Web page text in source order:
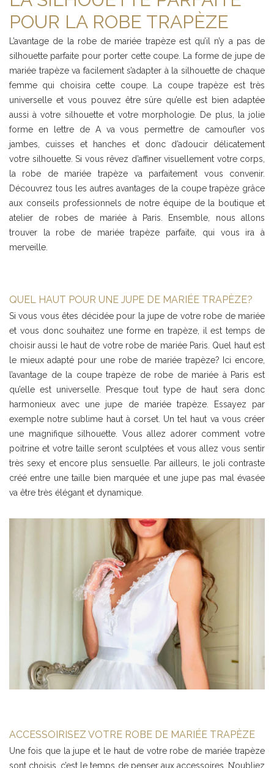
POUR LA ROBE TRAPÈZE
L’avantage de la robe de mariée trapèze est qu’il n’y a pas de
silhouette parfaite pour porter cette coupe. La forme de jupe de
mariée trapèze va facilement s’adapter à la silhouette de chaque
femme qui choisira cette coupe. La coupe trapèze est très
universelle et vous pouvez être sûre qu’elle est bien adaptée
aussi à votre silhouette et votre morphologie. De plus, la jolie
forme en lettre de A va vous permettre de camoufler vos
jambes, cuisses et hanches et donc d’adoucir délicatement
votre silhouette. Si vous rêvez d’affiner visuellement votre corps,
la robe de mariée trapèze va parfaitement vous convenir.
Découvrez tous les autres avantages de la coupe trapèze grâce
aux conseils professionnels de notre équipe de la boutique et
atelier de robes de mariée à Paris. Ensemble, nous allons
trouver la robe de mariée trapèze parfaite, qui vous ira à
merveille.
QUEL HAUT POUR UNE JUPE DE MARIÉE TRAPÈZE?
Si vous vous êtes décidée pour la jupe de votre robe de mariée
et vous donc souhaitez une forme en trapèze, il est temps de
choisir aussi le haut de votre robe de mariée Paris. Quel haut est
le mieux adapté pour une robe de mariée trapèze? Ici encore,
l’avantage de la coupe trapèze de robe de mariée à Paris est
qu’elle est universelle. Presque tout type de haut sera donc
harmonieux avec une jupe de mariée trapèze. Essayez par
exemple notre sublime haut à corset. Un tel haut va vous créer
une magnifique silhouette. Vous allez adorer comment votre
poitrine et votre taille seront sculptées et vous allez vous sentir
très sexy et encore plus sensuelle. Par ailleurs, le joli contraste
créé entre une taille bien marquée et une jupe pas mal évasée
va être très élégant et dynamique.
ACCESSOIRISEZ VOTRE ROBE DE MARIÉE TRAPÈZE
Une fois que la jupe et le haut de votre robe de mariée trapèze
sont choisis, c’est le temps de penser aux accessoires. N’oubliez